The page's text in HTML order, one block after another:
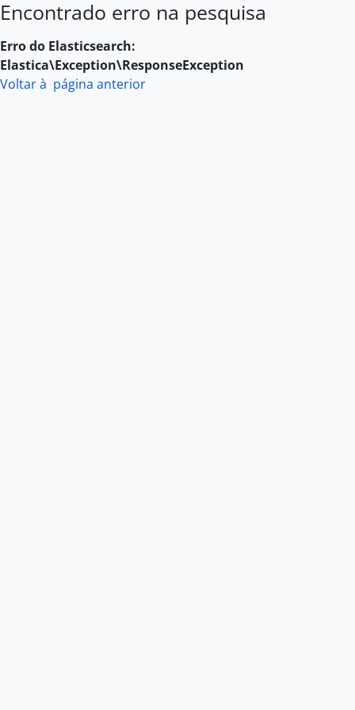
Skip to main content
Encontrado erro na pesquisa
Erro do Elasticsearch:
Elastica\Exception\ResponseException
Voltar à página anterior